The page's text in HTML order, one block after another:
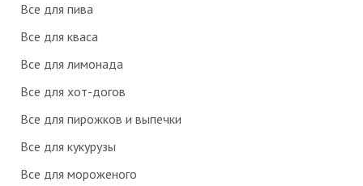
Все для пива
Все для кваса
Все для лимонада
Все для хот-догов
Все для пирожков и выпечки
Все для кукурузы
Все для мороженого